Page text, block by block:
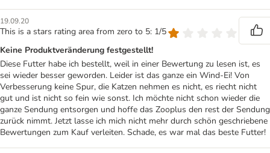
19.09.20
This is a stars rating area from zero to 5: 1/5
Keine Produktveränderung festgestellt!
Diese Futter habe ich bestellt, weil in einer Bewertung zu lesen ist, es
sei wieder besser geworden. Leider ist das ganze ein Wind-Ei! Von
Verbesserung keine Spur, die Katzen nehmen es nicht, es riecht nicht
gut und ist nicht so fein wie sonst. Ich möchte nicht schon wieder die
ganze Sendung entsorgen und hoffe das Zooplus den rest der Sendung
zurück nimmt. Jetzt lasse ich mich nicht mehr durch schön geschriebene
Bewertungen zum Kauf verleiten. Schade, es war mal das beste Futter!